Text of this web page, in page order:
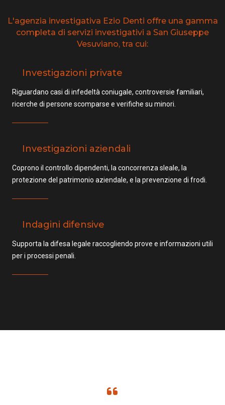
L'agenzia investigativa Ezio Denti offre una gamma
completa di servizi investigativi a San Giuseppe
Vesuviano, tra cui:
Investigazioni private
Riguardano casi di infedeltà coniugale, controversie familiari,
ricerche di persone scomparse e verifiche su minori.
Investigazioni aziendali
Coprono il controllo dipendenti, la concorrenza sleale, la
protezione del patrimonio aziendale, e la prevenzione di frodi.
Indagini difensive
Supporta la difesa legale raccogliendo prove e informazioni utili
per i processi penali.